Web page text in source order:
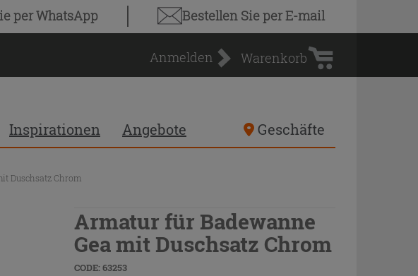
per WhatsApp Bestellen Sieper E-mail
Anmelden
Warenkorb
Warenkorb
Inspirationen Angebote Geschäfte
Duschsatz Chrom
Armatur für Badewanne
Gea mit Duschsatz Chrom
CODE: 63253